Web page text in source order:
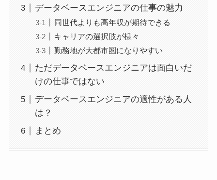
データベースエンジニアの仕事の魅力
同世代よりも高年収が期待できる
キャリアの選択肢が様々
勤務地が大都市圏になりやすい
ただデータベースエンジニアは面白いだ
けの仕事ではない
データベースエンジニアの適性がある人
は？
まとめ